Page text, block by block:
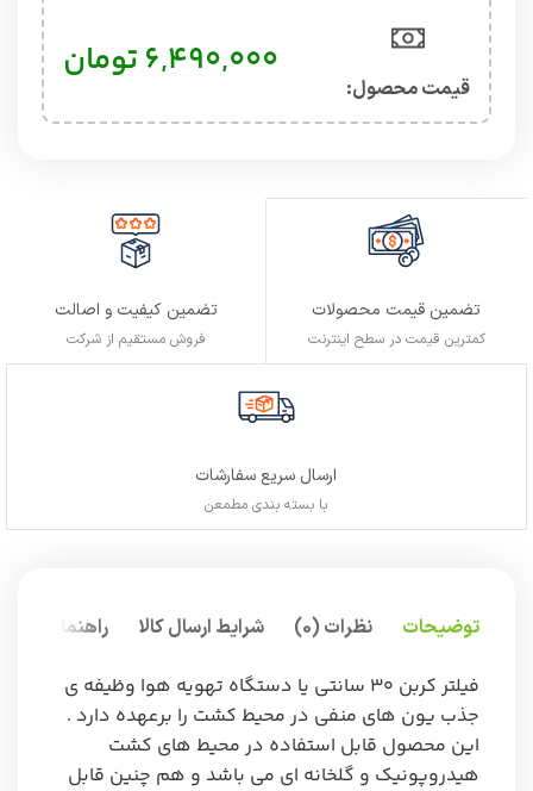
قیمت محصول:​
۶,۴۹۰,۰۰۰ تومان
تضمین قیمت محصولات
کمترین قیمت در سطح اینترنت
تضمین کیفیت و اصالت
فروش مستقیم از شرکت
ارسال سریع سفارشات
با بسته بندی مطمعن
توضیحات نظرات (0) شرایط ارسال کالا راهنمای خرید
فیلتر کربن ۳۰ سانتی یا دستگاه تهویه هوا وظیفه ی
جذب یون های منفی در محیط کشت را برعهده دارد .
این محصول قابل استفاده در محیط های کشت
هیدروپونیک و گلخانه ای می باشد و هم چنین قابل